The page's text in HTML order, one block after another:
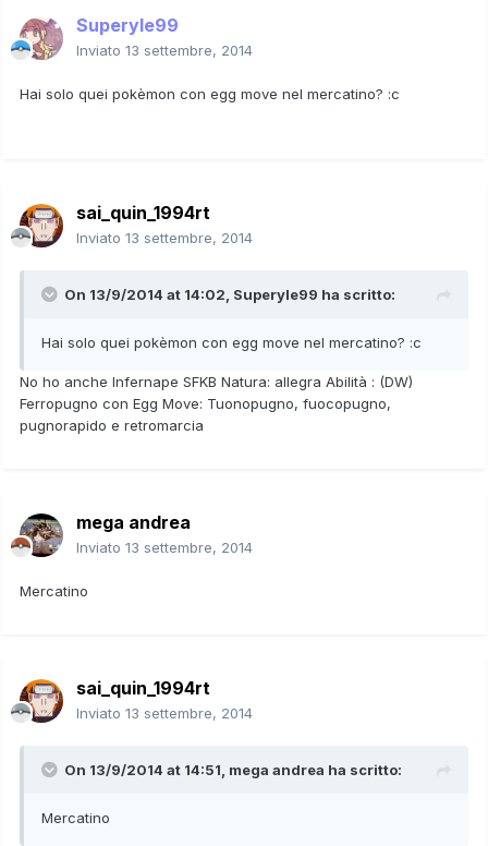
Superyle99
Inviato 13 settembre, 2014
Hai solo quei pokèmon con egg move nel mercatino? :c
sai_quin_1994rt
Inviato 13 settembre, 2014
On 13/9/2014 at 14:02, Superyle99 ha scritto:
Hai solo quei pokèmon con egg move nel mercatino? :c
No ho anche Infernape SFKB Natura: allegra Abilità : (DW)
Ferropugno con Egg Move: Tuonopugno, fuocopugno,
pugnorapido e retromarcia
mega andrea
Inviato 13 settembre, 2014
Mercatino
sai_quin_1994rt
Inviato 13 settembre, 2014
On 13/9/2014 at 14:51, mega andrea ha scritto:
Mercatino